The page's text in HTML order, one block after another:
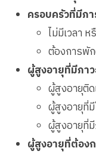
ครอบครัวที่มีภ
ไม่มีเวลา
ต้องการพั
ผู้สูงอายุที่มีภา
ผู้สูงอายุติด
ผู้สูงอายุที่
ผู้สูงอายุที่
ผู้สูงอายุที่ต้อง